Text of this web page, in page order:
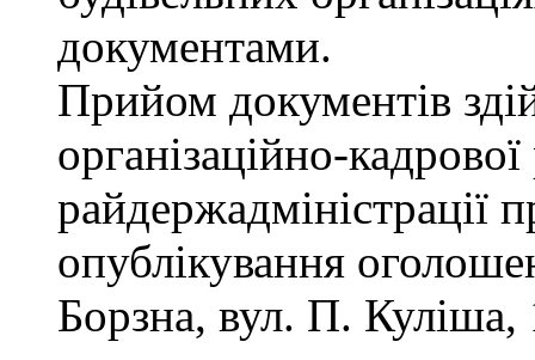
документами.
Прийом документів
організаційно-
райдержадміністрації
опублікування
Борзна, вул. П.